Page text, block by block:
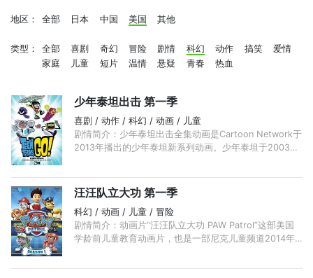
地区： 全部 日本 中国 美国 其他
类型： 全部 喜剧 奇幻 冒险 剧情 科幻 动作 搞笑
爱情
家庭
儿童 短片 温情 悬疑 青春 热血
少年泰坦出击 第一季
喜剧 / 动作 / 科幻 / 动画 / 儿童
剧情简介：少年泰坦出击全集动画是Cartoon Network于
2013年播出的少年泰坦新系列动画。少年泰坦于2003年
汪汪队立大功 第一季
科幻 / 动画 / 儿童 / 冒险
剧情简介：动画片“汪汪队立大功 PAW Patrol”这部美国
学龄前儿童教育动画片，也是一部尼克儿童频道2014年